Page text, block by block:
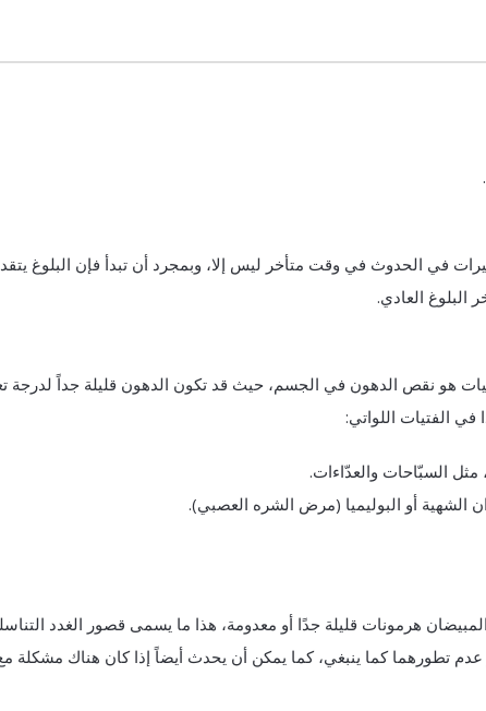
في الحدوث في وقت متأخر ليس إلا، وبمجرد أن تبدأ فإن البلوغ
العادي.
هو نقص الدهون في الجسم، حيث قد تكون الدهون قليلة جداً لدرجة
في الفتيات اللواتي:
السبّاحات والعدّاءات.
الشهية أو البوليميا (مرض الشره العصبي).
هرمونات قليلة جدًا أو معدومة، هذا ما يسمى قصور الغدد
تطورهما كما ينبغي، كما يمكن أن يحدث أيضاً إذا كان هناك مشكلة